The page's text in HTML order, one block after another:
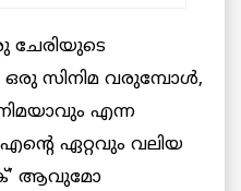
ചേരിയുടെ
സിനിമ വരുമ്പോൾ,
എന്ന
ഏറ്റവും വലിയ
ആവുമോ